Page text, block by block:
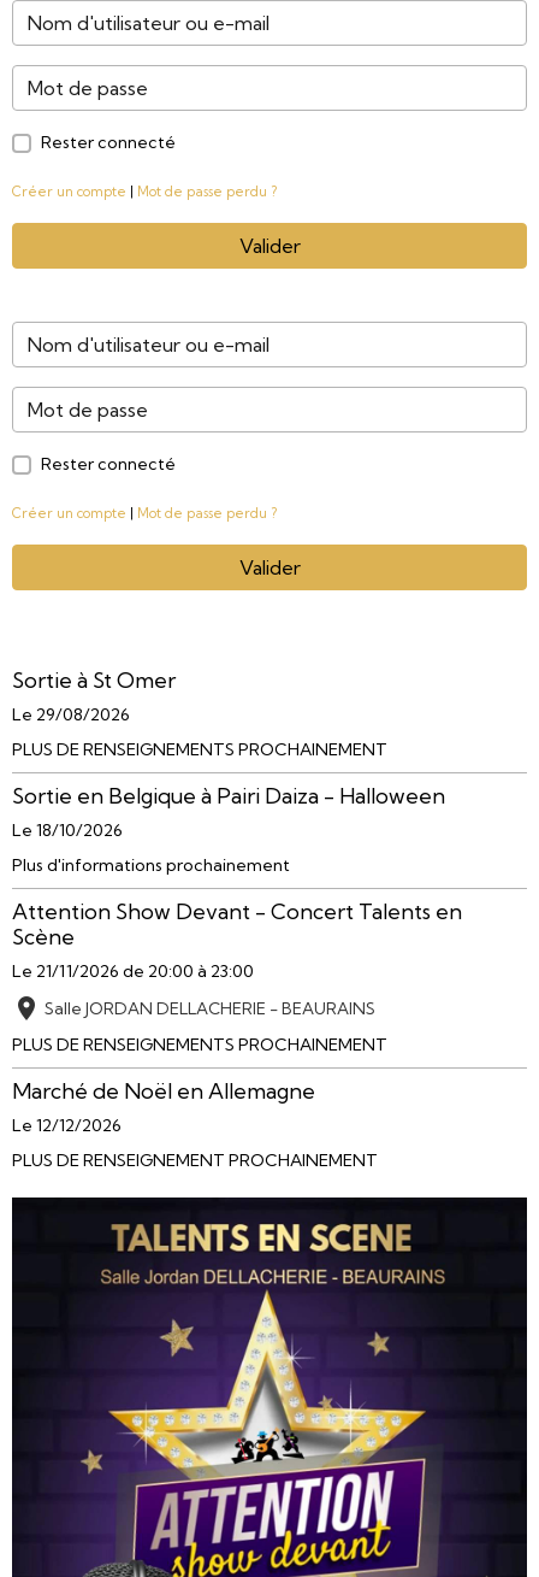
Rester connecté
Créer un compte Mot de passe perdu ?
Valider
Rester connecté
Créer un compte Mot de passe perdu ?
Valider
Sortie à St Omer
Le 29/08/2026
PLUS DE RENSEIGNEMENTS PROCHAINEMENT
Sortie en Belgique à Pairi Daiza - Halloween
Le 18/10/2026
Plus d'informations prochainement
Attention Show Devant - Concert Talents en
Scène
Le 21/11/2026 de 20:00 à 23:00
Salle JORDAN DELLACHERIE - BEAURAINS
PLUS DE RENSEIGNEMENTS PROCHAINEMENT
Marché de Noël en Allemagne
Le 12/12/2026
PLUS DE RENSEIGNEMENT PROCHAINEMENT